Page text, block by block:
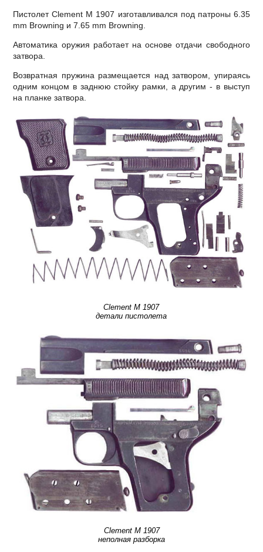
Пистолет Clement M 1907 изготавливался под патроны 6.35
mm Browning и 7.65 mm Browning.
Автоматика оружия работает на основе отдачи свободного
затвора.
Возвратная пружина размещается над затвором, упираясь
одним концом в заднюю стойку рамки, а другим - в выступ
на планке затвора.
Clement M 1907
детали пистолета
Clement M 1907
неполная разборка